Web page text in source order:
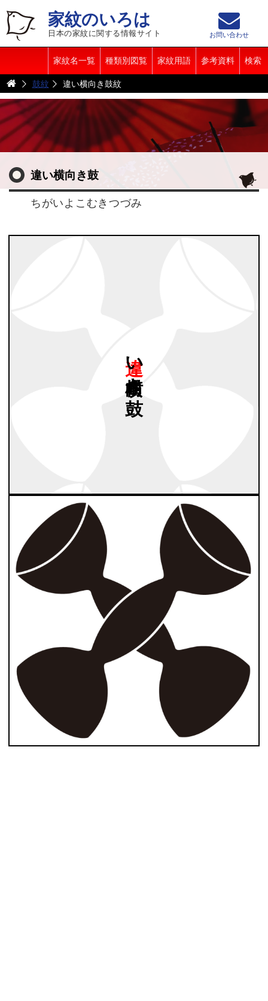
家紋のいろは
日本の家紋に関する情報サイト
家紋名一覧 種類別図覧 家紋用語 参考資料 検索
お問い合わせ
鼓紋 違い横向き鼓紋
違い横向き鼓
ちがいよこむきつづみ
鼓